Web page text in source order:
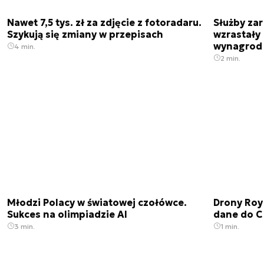
Nawet 7,5 tys. zł za zdjęcie z fotoradaru.
Szykują się zmiany w przepisach
4 min.
Służby
2 min.
Młodzi Polacy w światowej czołówce.
Sukces na olimpiadzie AI
3 min.
Drony
dane do
1 min.